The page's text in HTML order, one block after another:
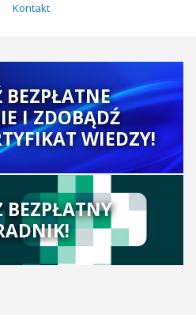
Kontakt
BEZPŁATNE
I ZDOBĄDŹ
WIEDZY!
BEZPŁATNY